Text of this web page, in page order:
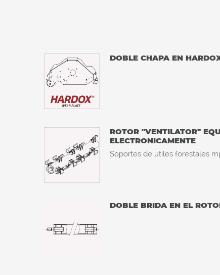
DOBLE CHAPA EN
ROTOR "VENTILATOR"
ELECTRONICAMENTE
Soportes de utiles forestales
DOBLE BRIDA EN EL